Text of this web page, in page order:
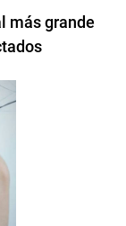
más grande